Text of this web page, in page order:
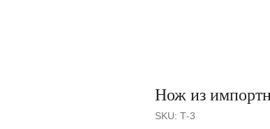
Нож из
SKU: Т-3